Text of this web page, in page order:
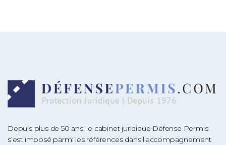
Depuis plus de 50 ans, le cabinet juridique Défense Permis
s’est imposé parmi les références dans l'accompagnement